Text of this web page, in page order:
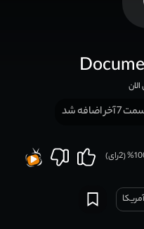
% (
2رای)